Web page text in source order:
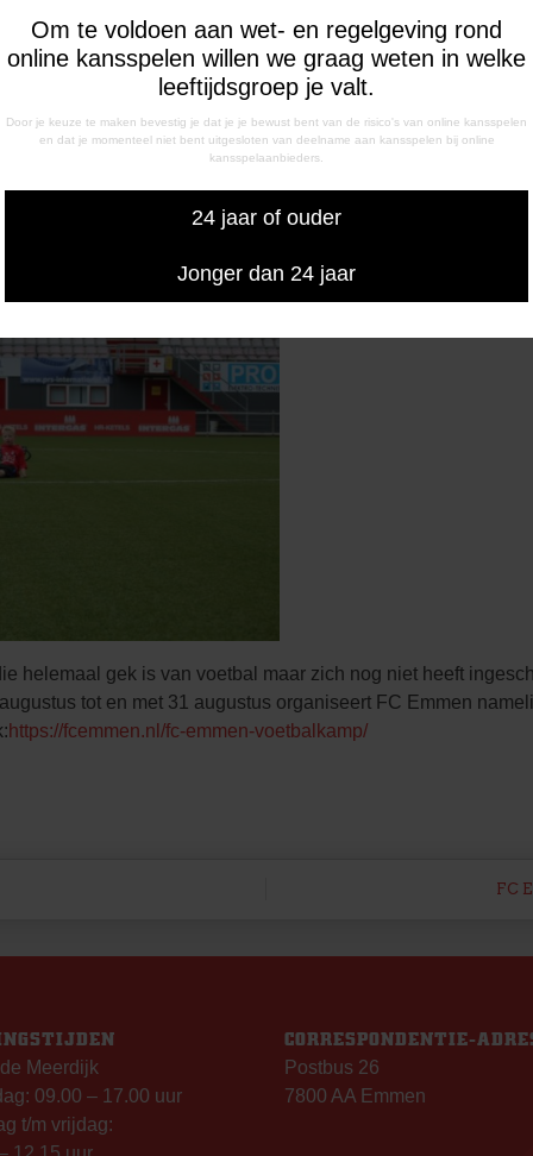
Om te voldoen aan wet- en regelgeving rond
online kansspelen willen we graag weten in welke
leeftijdsgroep je valt.
Door je keuze te maken bevestig je dat je je bewust bent van de risico's van online kansspelen
en dat je momenteel niet bent uitgesloten van deelname aan kansspelen bij online
kansspelaanbieders.
24 jaar of ouder
Jonger dan 24 jaar
helemaal gek is van voetbal maar zich nog niet heeft
tot en met 31 augustus organiseert FC Emmen
https://fcemmen.nl/fc-emmen-voetbalkamp/
FC
Meerdijk
09.00 – 17.00 uur
t/m vrijdag:
CORRESPONDENTIE-
Postbus 26
7800 AA Emmen